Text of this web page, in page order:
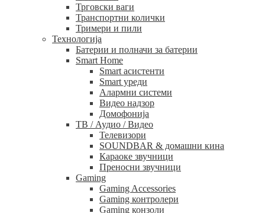
Трговски ваги
Транспортни колички
Тримери и пили
Технологија
Батерии и полначи за батерии
Smart Home
Smart асистенти
Smart уреди
Алармни системи
Видео надзор
Домофонија
ТВ / Аудио / Видео
Телевизори
SOUNDBAR & домашни кина
Караоке звучници
Преносни звучници
Gaming
Gaming Accessories
Gaming контролери
Gaming конзоли